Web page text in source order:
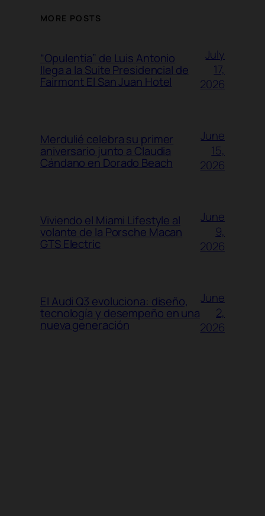
MORE POSTS
“Opulentia” de Luis Antonio
llega a la Suite Presidencial de
Fairmont El San Juan Hotel
July
17,
2026
Merdulié celebra su primer
aniversario junto a Claudia
Cándano en Dorado Beach
June
15,
2026
Viviendo el Miami Lifestyle al
volante de la Porsche Macan
GTS Electric
June
9,
2026
El Audi Q3 evoluciona: diseño,
tecnología y desempeño en una
nueva generación
June
2,
2026